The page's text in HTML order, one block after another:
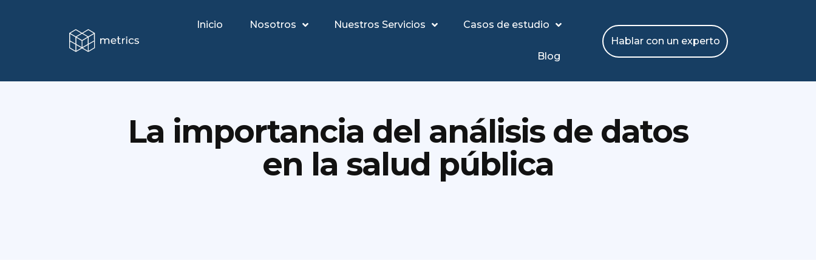
Inicio Nosotros Nuestros Servicios Casos de estudio
Blog
Hablar con un experto
La importancia del análisis de datos
en la salud pública